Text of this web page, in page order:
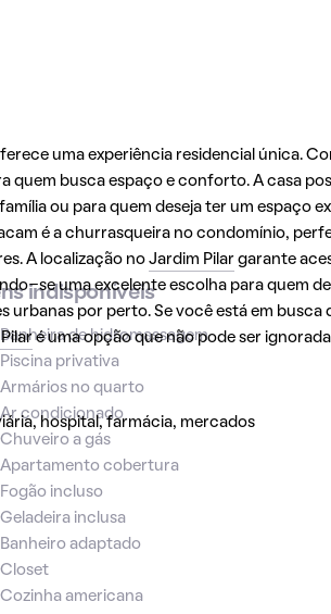
uma experiência residencial única.
quem busca espaço e conforto. A casa
ou para quem deseja ter um espaço
é a churrasqueira no condomínio,
A localização no Jardim Pilargarante
se uma excelente escolha para quem
urbanas por perto. Se você está em busca
é uma opção que não pode ser
hospital, farmácia, mercados
indisponíveis
Banheira de hidromassagem
Piscina privativa
Armários no quarto
Ar condicionado
Chuveiro a gás
Apartamento cobertura
Fogão incluso
Geladeira inclusa
Banheiro adaptado
Closet
Cozinha americana